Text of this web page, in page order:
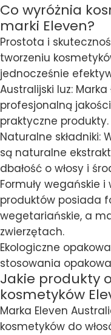
Co wyróżnia
marki Eleven?
Prostota i
tworzeniu
jednocześnie
Australijski luz:
profesjonalną
praktyczne produkty.
Naturalne składniki:
są naturalne
dbałość o włosy i
Formuły wegańskie
produktów posiada
wegetariańskie, a
zwierzętach.
Ekologiczne
stosowania
Jakie produkty
kosmetyków
Marka Eleven
kosmetyków do